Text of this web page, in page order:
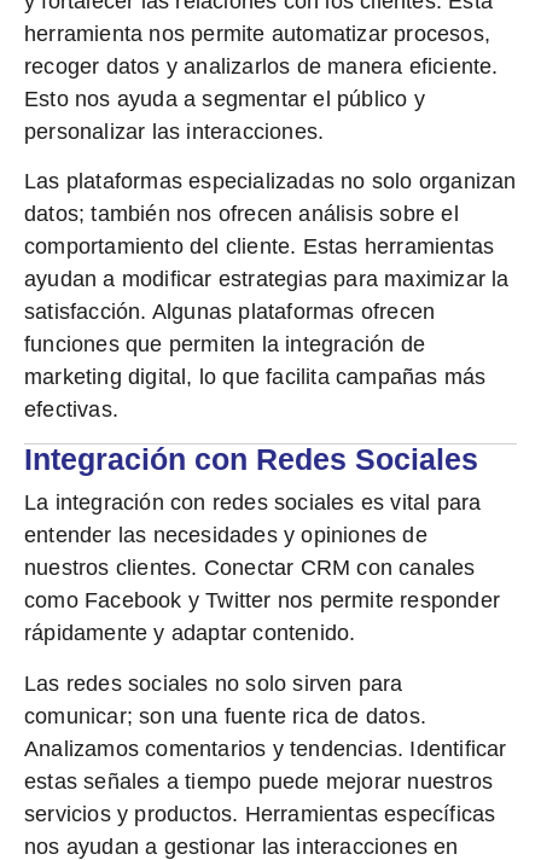
herramienta nos permite automatizar procesos,
recoger datos y analizarlos de manera eficiente.
Esto nos ayuda a segmentar el público y
personalizar las interacciones.
Las plataformas especializadas no solo organizan
datos; también nos ofrecen análisis sobre el
comportamiento del cliente. Estas herramientas
ayudan a modificar estrategias para maximizar la
satisfacción. Algunas plataformas ofrecen
funciones que permiten la integración de
marketing digital, lo que facilita campañas más
efectivas.
Integración con Redes Sociales
La integración con redes sociales es vital para
entender las necesidades y opiniones de
nuestros clientes. Conectar CRM con canales
como Facebook y Twitter nos permite responder
rápidamente y adaptar contenido.
Las redes sociales no solo sirven para
comunicar; son una fuente rica de datos.
Analizamos comentarios y tendencias. Identificar
estas señales a tiempo puede mejorar nuestros
servicios y productos. Herramientas específicas
nos ayudan a gestionar las interacciones en